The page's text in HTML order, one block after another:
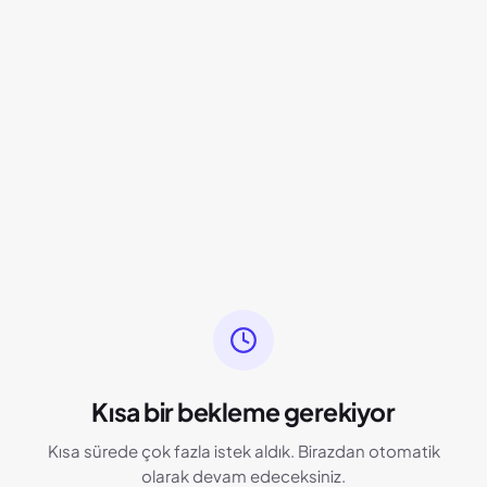
Kısa bir bekleme gerekiyor
Kısa sürede çok fazla istek aldık. Birazdan otomatik
olarak devam edeceksiniz.